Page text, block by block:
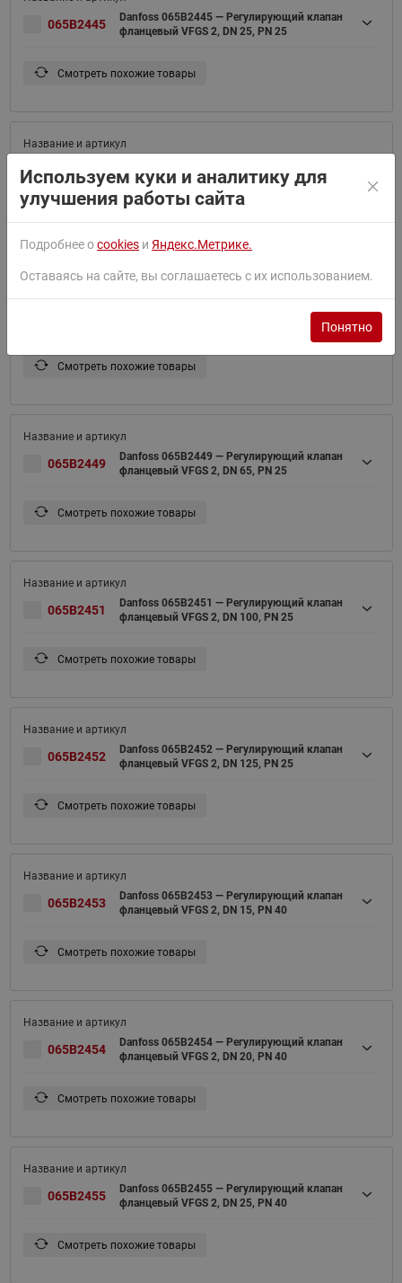
065B2445
Danfoss 065B2445 — Регулирующий клапан
фланцевый VFGS 2, DN 25, PN 25
Смотреть похожие товары
065B2446
фланцевый VFGS 2, DN 32, PN 25
Смотреть похожие товары
Danfoss 065B2447 — Регулирующий клапан
Смотреть похожие товары
065B2449
Danfoss 065B2449 — Регулирующий клапан
фланцевый VFGS 2, DN 65, PN 25
Смотреть похожие товары
065B2451
Danfoss 065B2451 — Регулирующий клапан
фланцевый VFGS 2, DN 100, PN 25
Смотреть похожие товары
065B2452
Danfoss 065B2452 — Регулирующий клапан
фланцевый VFGS 2, DN 125, PN 25
Смотреть похожие товары
065B2453
Danfoss 065B2453 — Регулирующий клапан
фланцевый VFGS 2, DN 15, PN 40
Смотреть похожие товары
065B2454
Danfoss 065B2454 — Регулирующий клапан
фланцевый VFGS 2, DN 20, PN 40
Смотреть похожие товары
065B2455
Danfoss 065B2455 — Регулирующий клапан
фланцевый VFGS 2, DN 25, PN 40
Смотреть похожие товары
Используем куки и аналитику для
улучшения работы сайта
Подробнее оcookies и Яндекс.Метрике.
Оставаясь на сайте, вы соглашаетесь с их использованием.
Понятно